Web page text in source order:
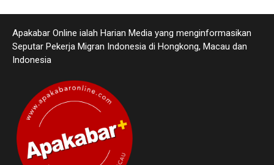
Apakabar Online ialah Harian Media yang menginformasikan
Seputar Pekerja Migran Indonesia di Hongkong, Macau dan
Indonesia